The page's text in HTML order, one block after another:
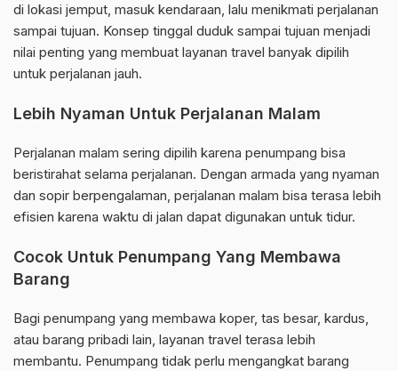
di lokasi jemput, masuk kendaraan, lalu menikmati perjalanan
sampai tujuan. Konsep tinggal duduk sampai tujuan menjadi
nilai penting yang membuat layanan travel banyak dipilih
untuk perjalanan jauh.
Lebih Nyaman Untuk Perjalanan Malam
Perjalanan malam sering dipilih karena penumpang bisa
beristirahat selama perjalanan. Dengan armada yang nyaman
dan sopir berpengalaman, perjalanan malam bisa terasa lebih
efisien karena waktu di jalan dapat digunakan untuk tidur.
Cocok Untuk Penumpang Yang Membawa
Barang
Bagi penumpang yang membawa koper, tas besar, kardus,
atau barang pribadi lain, layanan travel terasa lebih
membantu. Penumpang tidak perlu mengangkat barang